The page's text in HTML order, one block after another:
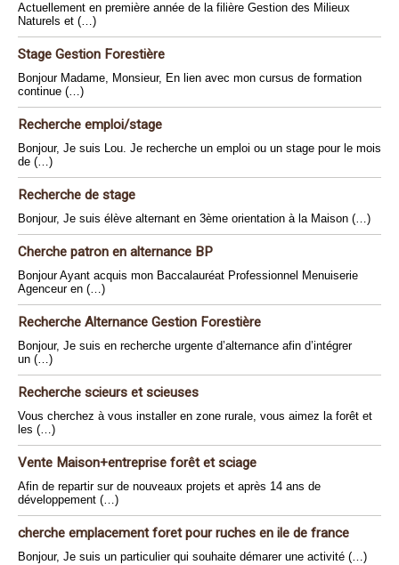
Actuellement en première année de la filière Gestion des Milieux
Naturels et (…)
Stage Gestion Forestière
Bonjour Madame, Monsieur, En lien avec mon cursus de formation
continue (…)
Recherche emploi/stage
Bonjour, Je suis Lou. Je recherche un emploi ou un stage pour le mois
de (…)
Recherche de stage
Bonjour, Je suis élève alternant en 3ème orientation à la Maison (…)
Cherche patron en alternance BP
Bonjour Ayant acquis mon Baccalauréat Professionnel Menuiserie
Agenceur en (…)
Recherche Alternance Gestion Forestière
Bonjour, Je suis en recherche urgente d’alternance afin d’intégrer
un (…)
Recherche scieurs et scieuses
Vous cherchez à vous installer en zone rurale, vous aimez la forêt et
les (…)
Vente Maison+entreprise forêt et sciage
Afin de repartir sur de nouveaux projets et après 14 ans de
développement (…)
cherche emplacement foret pour ruches en ile de france
Bonjour, Je suis un particulier qui souhaite démarer une activité (…)